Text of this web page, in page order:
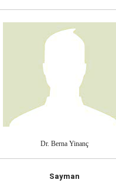
Dr. Berna Yinanç
Sayman